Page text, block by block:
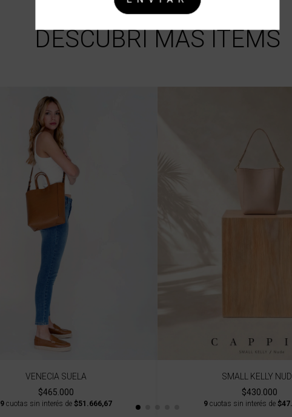
DESCUBRI MAS ITEMS
VENECIA SUELA
$465.000
9cuotas sin interés de $51.666,67
SMALL KELLY
$430.000
9cuotas sin interés de